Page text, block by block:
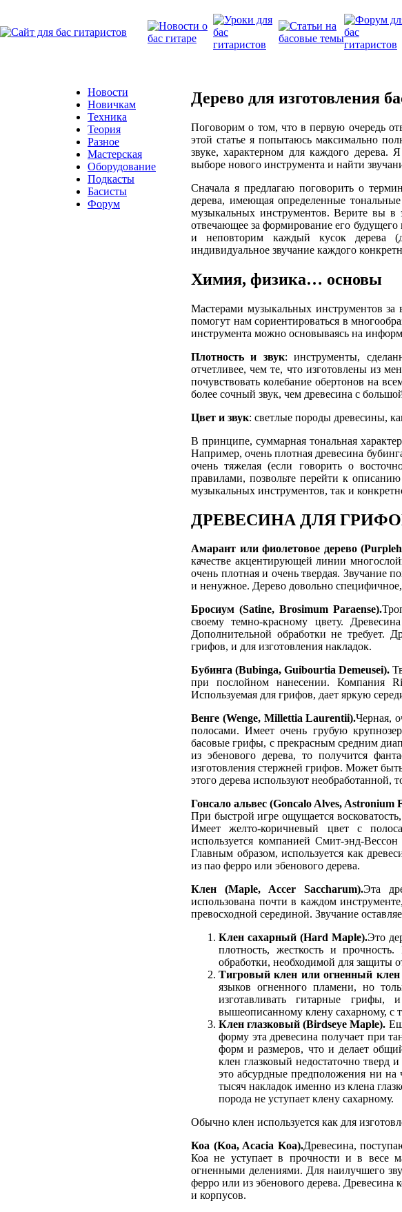
Новости
Новичкам
Техника
Теория
Разное
Мастерская
Оборудование
Подкасты
Басисты
Форум
Дерево для изготовления
Поговорим о том, что в первую очередь
этой статье я попытаюсь максимально
звуке, характерном для каждого дерева.
выборе нового инструмента и найти
Сначала я предлагаю поговорить о
дерева, имеющая определенные
музыкальных инструментов. Верите вы в
отвечающее за формирование его
и неповторим каждый кусок дерева
индивидуальное звучание каждого
Химия, физика… основы
Мастерами музыкальных инструментов за
помогут нам сориентироваться в
инструмента можно основываясь на
Плотность и звук: инструменты,
отчетливее, чем те, что изготовлены из
почувствовать колебание обертонов на
более сочный звук, чем древесина с
Цвет и звук: светлые породы древесины,
В принципе, суммарная тональная
Например, очень плотная древесина
очень тяжелая (если говорить о
правилами, позвольте перейти к
музыкальных инструментов, так и
ДРЕВЕСИНА ДЛЯ
Амарант или фиолетовое дерево
качестве акцентирующей линии
очень плотная и очень твердая. Звучание
и ненужное. Дерево довольно
Бросиум (Satine, Brosimum Paraense).
своему темно-красному цвету.
Дополнительной обработки не требует.
грифов, и для изготовления накладок.
Бубинга (Bubinga, Guibourtia Demeusei).
при послойном нанесении. Компания
Используемая для грифов, дает яркую
Венге (Wenge, Millettia Laurentii).Черная,
полосами. Имеет очень грубую
басовые грифы, с прекрасным средним
из эбенового дерева, то получится
изготовления стержней грифов. Может
этого дерева используют необработанной,
Гонсало альвес (Goncalo Alves, Astronium
При быстрой игре ощущается
Имеет желто-коричневый цвет с
используется компанией Смит-энд-
Главным образом, используется как
из пао ферро или эбенового дерева.
Клен (Maple, Accer Saccharum).Эта
использована почти в каждом
превосходной серединой. Звучание
Клен сахарный (Hard Maple).Это
плотность, жесткость и
обработки, необходимой для защиты
Тигровый клен или огненный клен
языков огненного пламени, но
изготавливать гитарные грифы,
вышеописанному клену сахарному, с
Клен глазковый (Birdseye Maple).
форму эта древесина получает при
форм и размеров, что и делает
клен глазковый недостаточно
это абсурдные предположения ни
тысяч накладок именно из клена
порода не уступает клену сахарному.
Обычно клен используется как для
Коа (Koa, Acacia Koa).Древесина,
Коа не уступает в прочности и в весе
огненными делениями. Для наилучшего
ферро или из эбенового дерева. Древесина
и корпусов.